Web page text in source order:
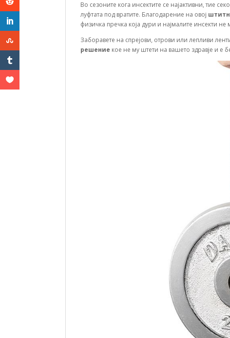
Во сезоните кога инсектите се најактивни, тие
луфтата под вратите. Благодарение на овој
физичка пречка која дури и најмалите инсекти не
Заборавете на спрејови, отрови или лепливи
решение кое не му штети на вашето здравје и е